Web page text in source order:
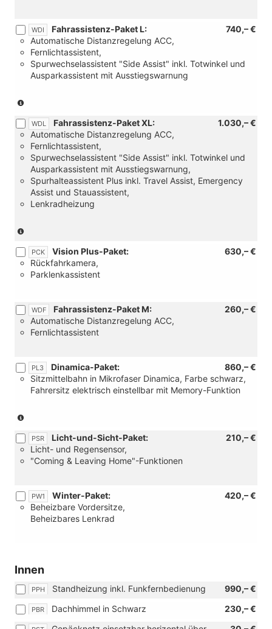
WDI 740,– €
Fahrassistenz-Paket L:
Automatische Distanzregelung ACC,
Fernlichtassistent,
Spurwechselassistent "Side Assist" inkl. Totwinkel und
Ausparkassistent mit Ausstiegswarnung
Verbindung
mit:
[PLH]
Smart
Ambient
Light)
WDL 1.030,– €
Fahrassistenz-Paket XL:
Automatische Distanzregelung ACC,
Fernlichtassistent,
Spurwechselassistent "Side Assist" inkl. Totwinkel und
Ausparkassistent mit Ausstiegswarnung,
Spurhalteassistent Plus inkl. Travel Assist, Emergency
Assist und Stauassistent,
Lenkradheizung
Verbindung
mit:
[PLH]
Light)
(Nur
für
PCK 630,– €
Vision Plus-Paket:
Rückfahrkamera,
Parklenkassistent
WDF 260,– €
Fahrassistenz-Paket M:
Automatische Distanzregelung ACC,
Fernlichtassistent
PL3 860,– €
Dinamica-Paket:
Sitzmittelbahn in Mikrofaser Dinamica, Farbe schwarz,
Fahrersitz elektrisch einstellbar mit Memory-Funktion
Verbidnung
mit:
[PXM]
Scheinwerfer
oder
[P27]
(Nicht
Verbindung
mit:
[PST]
Gepäcknetz
PSR 210,– €
Licht-und-Sicht-Paket:
Licht- und Regensensor,
"Coming & Leaving Home"-Funktionen
PW1 420,– €
Winter-Paket:
Beheizbare Vordersitze,
Beheizbares Lenkrad
Innen
PPH 990,– €
Standheizung inkl. Funkfernbedienung
PBR 230,– €
Dachhimmel in Schwarz